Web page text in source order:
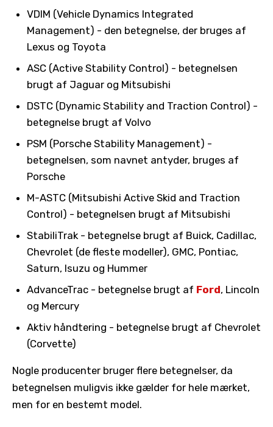
VDIM (Vehicle Dynamics Integrated
Management) - den betegnelse, der bruges af
Lexus og Toyota
ASC (Active Stability Control) - betegnelsen
brugt af Jaguar og Mitsubishi
DSTC (Dynamic Stability and Traction Control) -
betegnelse brugt af Volvo
PSM (Porsche Stability Management) -
betegnelsen, som navnet antyder, bruges af
Porsche
M-ASTC (Mitsubishi Active Skid and Traction
Control) - betegnelsen brugt af Mitsubishi
StabiliTrak - betegnelse brugt af Buick, Cadillac,
Chevrolet (de fleste modeller), GMC, Pontiac,
Saturn, Isuzu og Hummer
AdvanceTrac - betegnelse brugt af Ford, Lincoln
og Mercury
Aktiv håndtering - betegnelse brugt af Chevrolet
(Corvette)
Nogle producenter bruger flere betegnelser, da
betegnelsen muligvis ikke gælder for hele mærket,
men for en bestemt model.